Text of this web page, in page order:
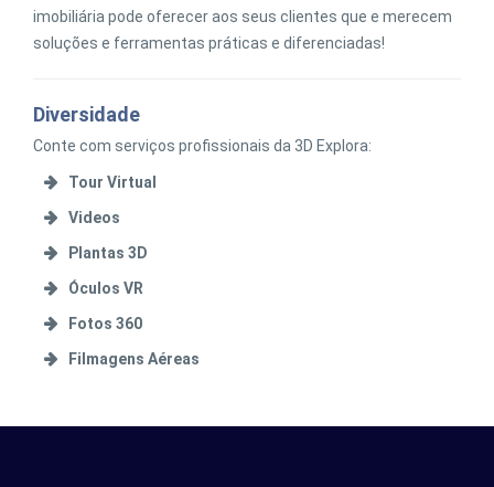
imobiliária pode oferecer aos seus clientes que e merecem
soluções e ferramentas práticas e diferenciadas!
Diversidade
Conte com serviços profissionais da 3D Explora:
Tour Virtual
Videos
Plantas 3D
Óculos VR
Fotos 360
Filmagens Aéreas